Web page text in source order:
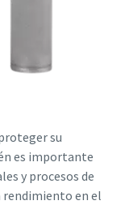
su
es importante
y procesos de
rendimiento en el